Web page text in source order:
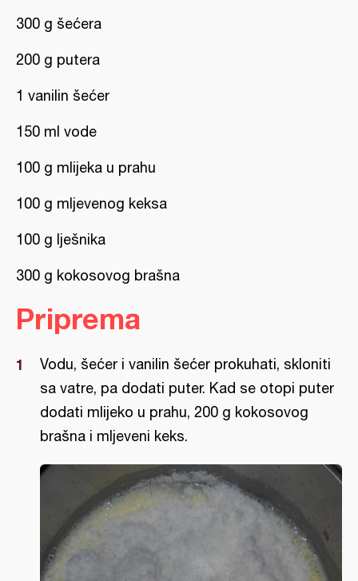
300 g šećera
200 g putera
1 vanilin šećer
150 ml vode
100 g mlijeka u prahu
100 g mljevenog keksa
100 g lješnika
300 g kokosovog brašna
Priprema
Vodu, šećer i vanilin šećer prokuhati, skloniti
sa vatre, pa dodati puter. Kad se otopi puter
dodati mlijeko u prahu, 200 g kokosovog
brašna i mljeveni keks.